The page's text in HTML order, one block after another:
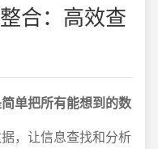
合：高效查
单把所有能想到的数
，让信息查找和分析